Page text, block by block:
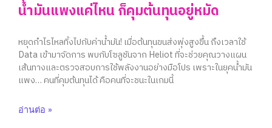
น้ำมันแพงแค่ไหน ก็คุมต้นทุนอยู่หมัด
หยุดกำไรไหลทิ้งไปกับค่าน้ำมัน! เมื่อต้นทุนขนส่งพุ่งสูงขึ้น ถึงเวลาใช้
Data เข้ามาจัดการ พบกับโซลูชันจาก Heliot ที่จะช่วยคุณวางแผน
เส้นทางและตรวจสอบการใช้พลังงานอย่างมือโปร เพราะในยุคน้ำมัน
แพง… คนที่คุมต้นทุนได้ คือคนที่จะชนะในเกมนี้
อ่านต่อ »